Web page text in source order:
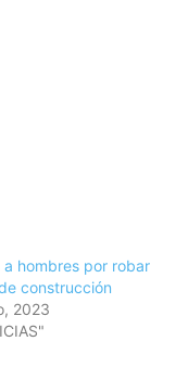
a hombres por robar
construcción
2023